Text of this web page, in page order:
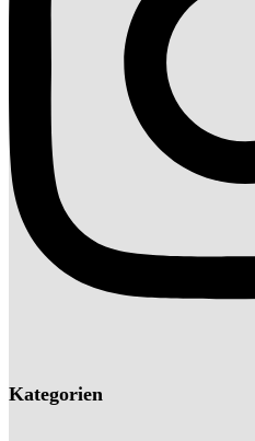
Kategorien